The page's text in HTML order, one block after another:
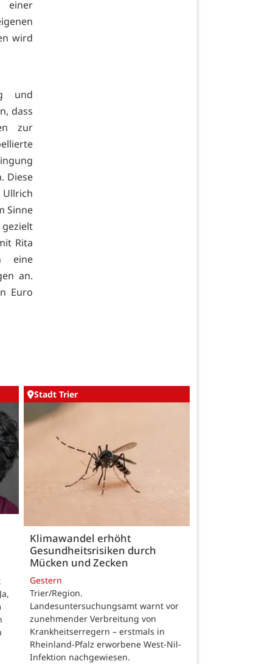
einer
wird
und
dass
zur
Diese
Sinne
Rita
eine
an.
Euro
Stadt Trier
Klimawandel erhöht
Gesundheitsrisiken durch
Mücken und Zecken
Gestern
Trier/Region.
Landesuntersuchungsamt warnt vor
zunehmender Verbreitung von
Krankheitserregern – erstmals in
Rheinland-Pfalz erworbene West-Nil-
Infektion nachgewiesen.